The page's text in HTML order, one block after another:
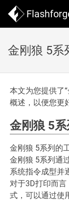
金刚狼 5系
本文为您提供了
概述，以便您更
金刚狼 5
金刚狼 5系列的
金刚狼 5系列通
系统指令成型并
对于3D打印而
式，可以通过使